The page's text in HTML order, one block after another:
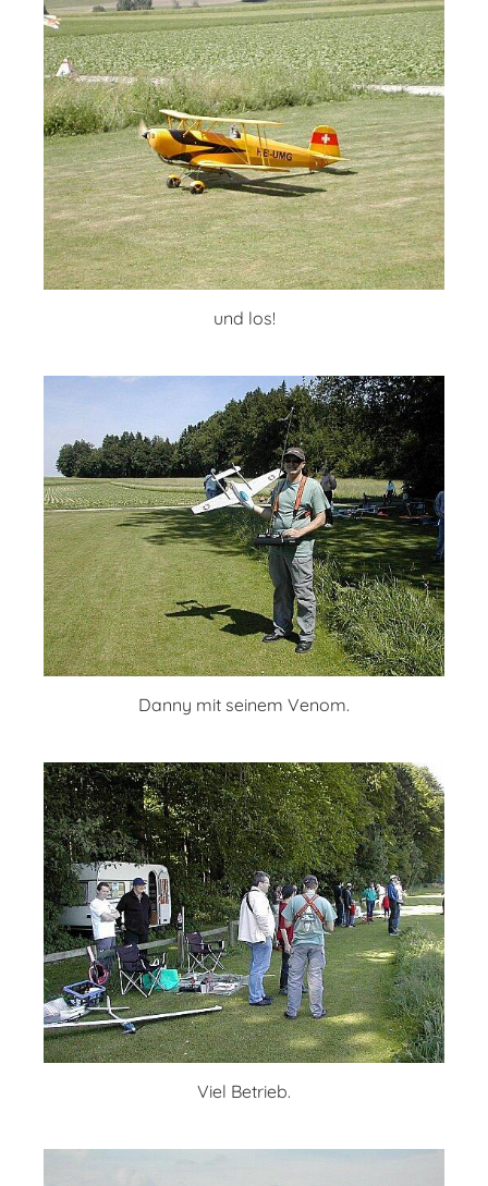
und los!
Danny mit seinem Venom.
Viel Betrieb.